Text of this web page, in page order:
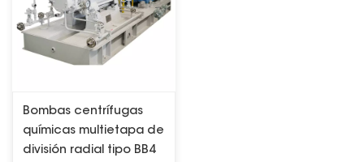
Bombas centrífugas
químicas multietapa de
división radial tipo BB4